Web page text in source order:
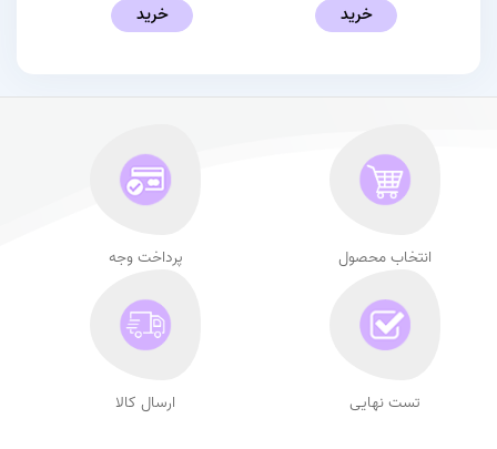
خرید خرید
انتخاب محصول پرداخت وجه
تست نهایی ارسال کالا